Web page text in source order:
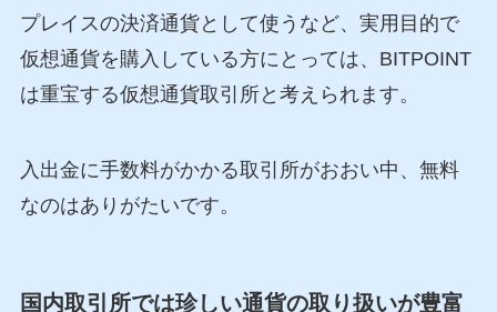
プレイスの決済通貨として使うなど、実用目的で
仮想通貨を購入している方にとっては、BITPOINT
は重宝する仮想通貨取引所と考えられます。
入出金に手数料がかかる取引所がおおい中、無料
なのはありがたいです。
国内取引所では珍しい通貨の取り扱いが豊富